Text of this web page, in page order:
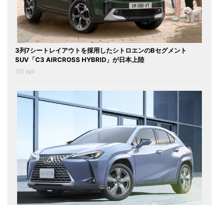
3列7シートレイアウトを採用したシトロエンのBセグメント
SUV「C3 AIRCROSS HYBRID」が日本上陸
3日 ago